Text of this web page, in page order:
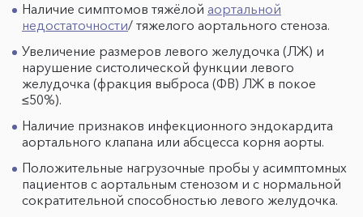
Наличие симптомов тяжёлой аортальной
недостаточности/ тяжелого аортального стеноза.
Увеличение размеров левого желудочка (ЛЖ) и
нарушение систолической функции левого
желудочка (фракция выброса (ФВ) ЛЖ в покое
≤50%).
Наличие признаков инфекционного эндокардита
аортального клапана или абсцесса корня аорты.
Положительные нагрузочные пробы у асимптомных
пациентов с аортальным стенозом и с нормальной
сократительной способностью левого желудочка.